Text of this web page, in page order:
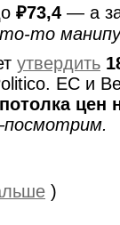
₽73,4 — а
то
утвердить
ЕС и
цен
посмотрим.
)